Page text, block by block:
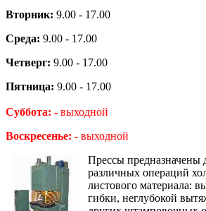
Вторник: 9.00 - 17.00
Среда: 9.00 - 17.00
Четверг: 9.00 - 17.00
Пятница: 9.00 - 17.00
Суббота: - выходной
Воскресенье: - выходной
Прессы предназначены
различных операций
листового материала:
гибки, неглубокой